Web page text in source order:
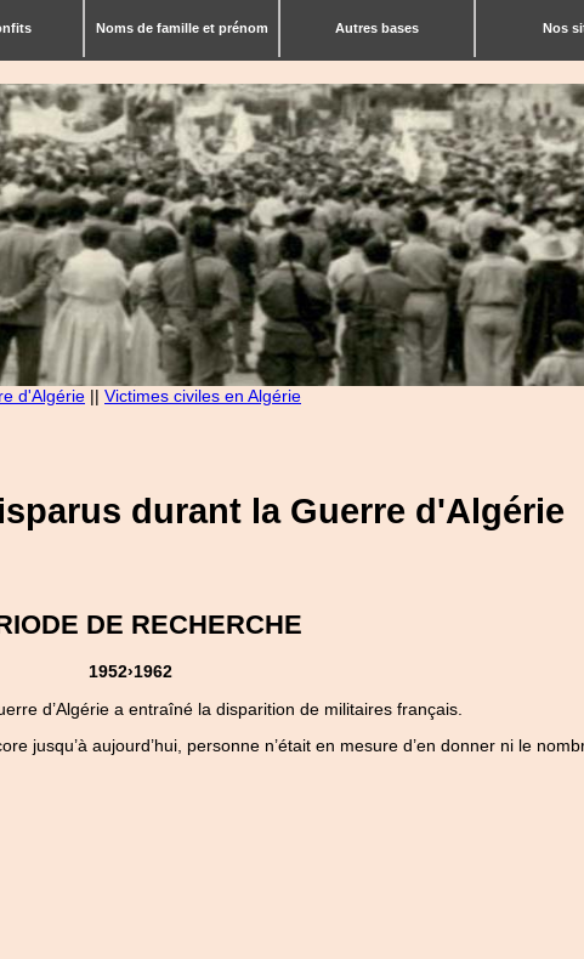
Noms de famille et prénom Autres bases Nos
d'Algérie || Victimes civiles en Algérie
durant la Guerre d'Algérie
DE RECHERCHE
1952›1962
d’Algérie a entraîné la disparition de militaires français.
jusqu’à aujourd’hui, personne n’était en mesure d’en donner ni le